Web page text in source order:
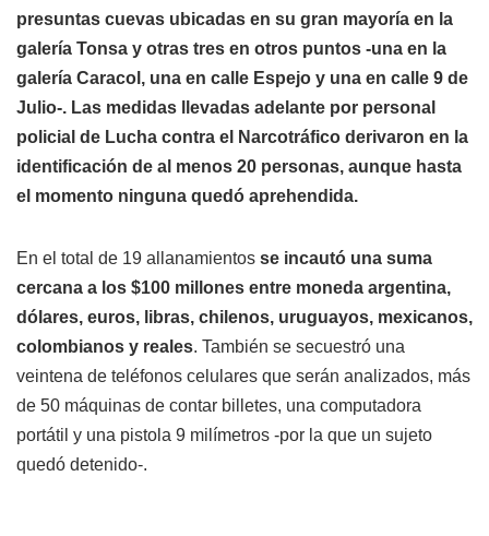
presuntas cuevas ubicadas en su gran mayoría en la
galería Tonsa y otras tres en otros puntos -una en la
galería Caracol, una en calle Espejo y una en calle 9 de
Julio-. Las medidas llevadas adelante por personal
policial de Lucha contra el Narcotráfico derivaron en la
identificación de al menos 20 personas, aunque hasta
el momento ninguna quedó aprehendida.
En el total de 19 allanamientos se incautó una suma
cercana a los $100 millones entre moneda argentina,
dólares, euros, libras, chilenos, uruguayos, mexicanos,
colombianos y reales. También se secuestró una
veintena de teléfonos celulares que serán analizados, más
de 50 máquinas de contar billetes, una computadora
portátil y una pistola 9 milímetros -por la que un sujeto
quedó detenido-.